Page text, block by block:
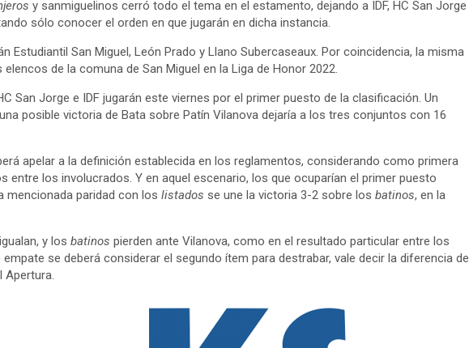
y sanmiguelinos cerró todo el tema en el estamento, dejando a IDF, HC San Jorge
sólo conocer el orden en que jugarán en dicha instancia.
Estudiantil San Miguel, León Prado y Llano Subercaseaux. Por coincidencia, la misma
de la comuna de San Miguel en la Liga de Honor 2022.
San Jorge e IDF jugarán este viernes por el primer puesto de la clasificación. Un
posible victoria de Bata sobre Patín Vilanova dejaría a los tres conjuntos con 16
apelar a la definición establecida en los reglamentos, considerando como primera
entre los involucrados. Y en aquel escenario, los que ocuparían el primer puesto
mencionada paridad con los listados se une la victoria 3-2 sobre los batinos, en la
y los batinos pierden ante Vilanova, como en el resultado particular entre los
se deberá considerar el segundo ítem para destrabar, vale decir la diferencia de
Apertura.